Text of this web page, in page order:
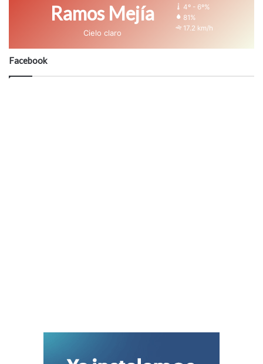
Ramos Mejía
Cielo claro
4º - 6º%
81%
17.2 km/h
Facebook